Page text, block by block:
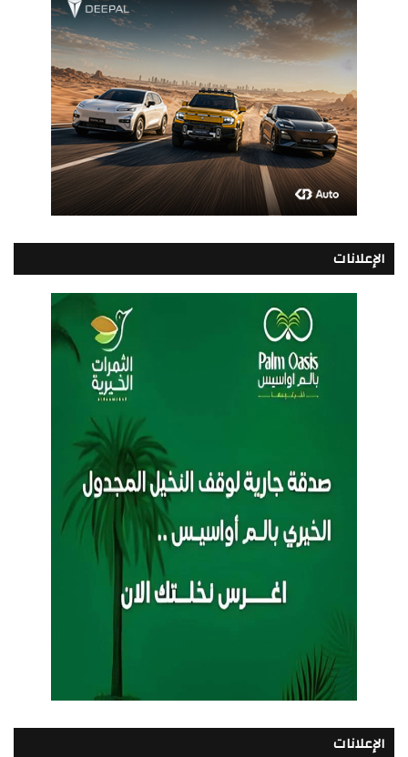
الإعلانات
الإعلانات